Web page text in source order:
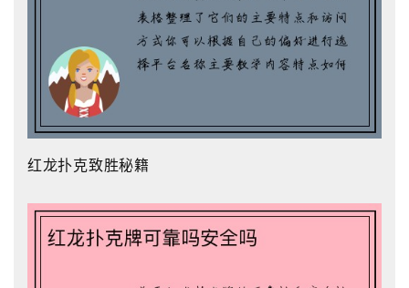
红龙扑克致胜秘籍